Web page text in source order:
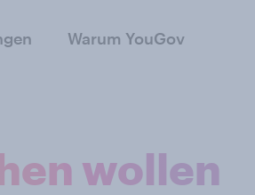
Warum YouGov
wollen